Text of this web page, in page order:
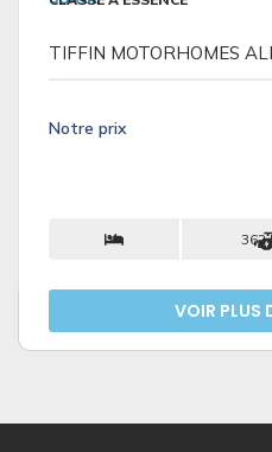
TIFFIN MOTORHOMES
Notre prix
4 362
VOIR PLUS